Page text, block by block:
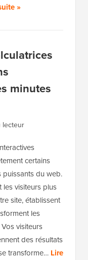
»
minutes
lecteur
certains
du web.
les visiteurs plus
site, établissent
les
visiteurs
des résultats
transforme… Lire